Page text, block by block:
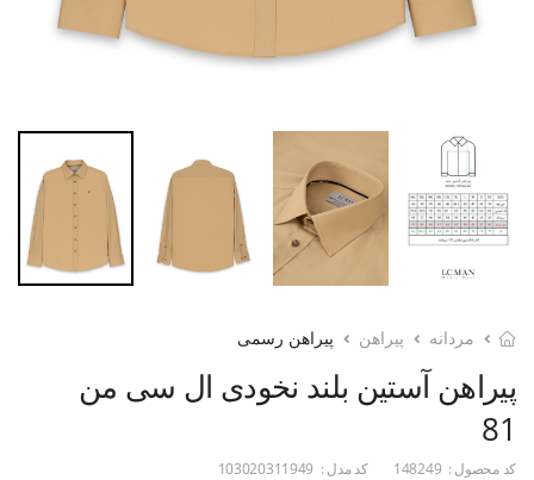
مردانه پیراهن پیراهن رسمی
پیراهن آستین بلند نخودی ال سی من
81
کد محصول : 148249 کد مدل : 103020311949